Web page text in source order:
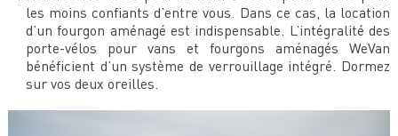
les moins confiants d’entre vous. Dans ce cas, la location
d’un fourgon aménagé est indispensable. L’intégralité des
porte-vélos pour vans et fourgons aménagés WeVan
bénéficient d’un système de verrouillage intégré. Dormez
sur vos deux oreilles.